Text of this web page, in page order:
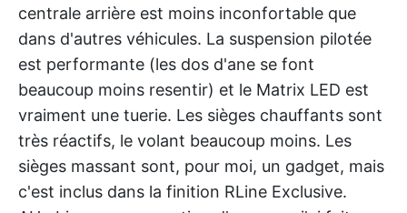
centrale arrière est moins inconfortable que
dans d'autres véhicules. La suspension pilotée
est performante (les dos d'ane se font
beaucoup moins resentir) et le Matrix LED est
vraiment une tuerie. Les sièges chauffants sont
très réactifs, le volant beaucoup moins. Les
sièges massant sont, pour moi, un gadget, mais
c'est inclus dans la finition RLine Exclusive.